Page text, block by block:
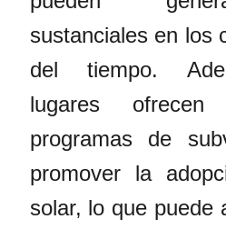
sustanciales en los
del tiempo.
lugares
programas de
promover la
solar, lo que puede